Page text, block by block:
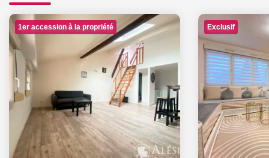
1er accession à la propriété Exclusif